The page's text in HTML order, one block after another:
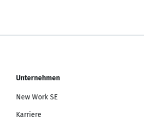
Unternehmen
New Work SE
Karriere